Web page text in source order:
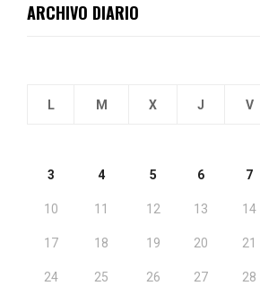
ARCHIVO DIARIO
L M X J V
3 4 5 6 7
10 11 12 13 14
17 18 19 20 21
24 25 26 27 28